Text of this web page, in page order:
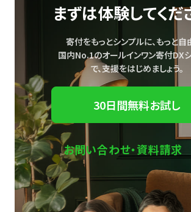
まずは体験してくだ
寄付をもっとシンプルに、もっと自
国内No.1のオールインワン寄付DX
で、支援をはじめましょう。
30日間無料お試し
お問い合わせ・資料請求